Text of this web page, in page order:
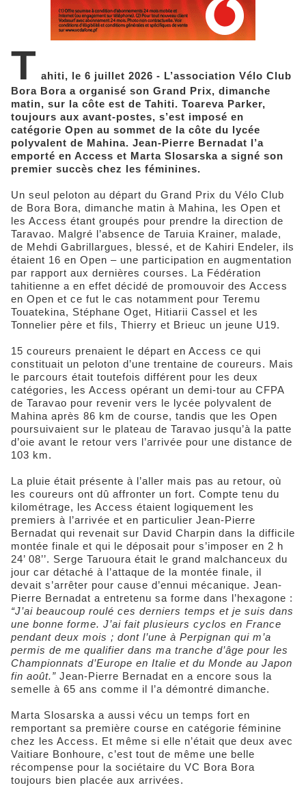
T ahiti, le 6 juillet 2026 - L’association Vélo Club
Bora Bora a organisé son Grand Prix, dimanche
matin, sur la côte est de Tahiti. Toareva Parker,
toujours aux avant-postes, s’est imposé en
catégorie Open au sommet de la côte du lycée
polyvalent de Mahina. Jean-Pierre Bernadat l’a
emporté en Access et Marta Slosarska a signé son
premier succès chez les féminines.
Un seul peloton au départ du Grand Prix du Vélo Club
de Bora Bora, dimanche matin à Mahina, les Open et
les Access étant groupés pour prendre la direction de
Taravao. Malgré l’absence de Taruia Krainer, malade,
de Mehdi Gabrillargues, blessé, et de Kahiri Endeler, ils
étaient 16 en Open – une participation en augmentation
par rapport aux dernières courses. La Fédération
tahitienne a en effet décidé de promouvoir des Access
en Open et ce fut le cas notamment pour Teremu
Touatekina, Stéphane Oget, Hitiarii Cassel et les
Tonnelier père et fils, Thierry et Brieuc un jeune U19.
15 coureurs prenaient le départ en Access ce qui
constituait un peloton d’une trentaine de coureurs. Mais
le parcours était toutefois différent pour les deux
catégories, les Access opérant un demi-tour au CFPA
de Taravao pour revenir vers le lycée polyvalent de
Mahina après 86 km de course, tandis que les Open
poursuivaient sur le plateau de Taravao jusqu’à la patte
d’oie avant le retour vers l’arrivée pour une distance de
103 km.
La pluie était présente à l’aller mais pas au retour, où
les coureurs ont dû affronter un fort. Compte tenu du
kilométrage, les Access étaient logiquement les
premiers à l’arrivée et en particulier Jean-Pierre
Bernadat qui revenait sur David Charpin dans la difficile
montée finale et qui le déposait pour s’imposer en 2 h
24’ 08’’. Serge Taruoura était le grand malchanceux du
jour car détaché à l’attaque de la montée finale, il
devait s’arrêter pour cause d’ennui mécanique. Jean-
Pierre Bernadat a entretenu sa forme dans l’hexagone :
“J’ai beaucoup roulé ces derniers temps et je suis dans
une bonne forme. J’ai fait plusieurs cyclos en France
pendant deux mois ; dont l’une à Perpignan qui m’a
permis de me qualifier dans ma tranche d’âge pour les
Championnats d’Europe en Italie et du Monde au Japon
fin août.” Jean-Pierre Bernadat en a encore sous la
semelle à 65 ans comme il l’a démontré dimanche.
Marta Slosarska a aussi vécu un temps fort en
remportant sa première course en catégorie féminine
chez les Access. Et même si elle n’était que deux avec
Vaitiare Bonhoure, c’est tout de même une belle
récompense pour la sociétaire du VC Bora Bora
toujours bien placée aux arrivées.